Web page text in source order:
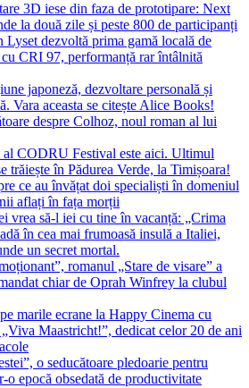
3D iese din faza de prototipare: Next
la două zile și peste 800 de participanți
Lyset dezvoltă prima gamă locală de
CRI 97, performanță rar întâlnită
japoneză, dezvoltare personală și
Vara aceasta se citește Alice Books!
despre Colhoz, noul roman al lui
CODRU Festival este aici. Ultimul
trăiește în Pădurea Verde, la Timișoara!
ce au învățat doi specialiști în domeniul
aflați în fața morții
vrea să-l iei cu tine în vacanță: „Crima
în cea mai frumoasă insulă a Italiei,
un secret mortal.
romanul „Stare de visare” a
chiar de Oprah Winfrey la clubul
marile ecrane la Happy Cinema cu
Maastricht!”, dedicat celor 20 de ani
o seducătoare pledoarie pentru
o epocă obsedată de productivitate